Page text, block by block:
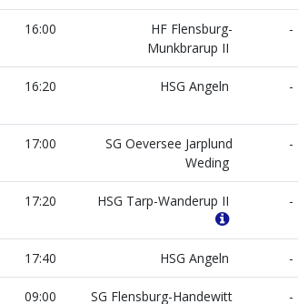
16:00
HF Flensburg-
Munkbrarup II
-
16:20 HSG Angeln -
17:00
SG Oeversee Jarplund
Weding
-
17:20 HSG Tarp-Wanderup II -
17:40 HSG Angeln -
09:00
SG Flensburg-Handewitt
-